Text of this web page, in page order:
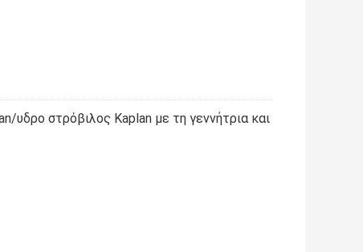
υδρο στρόβιλος Kaplan με τη γεννήτρια και